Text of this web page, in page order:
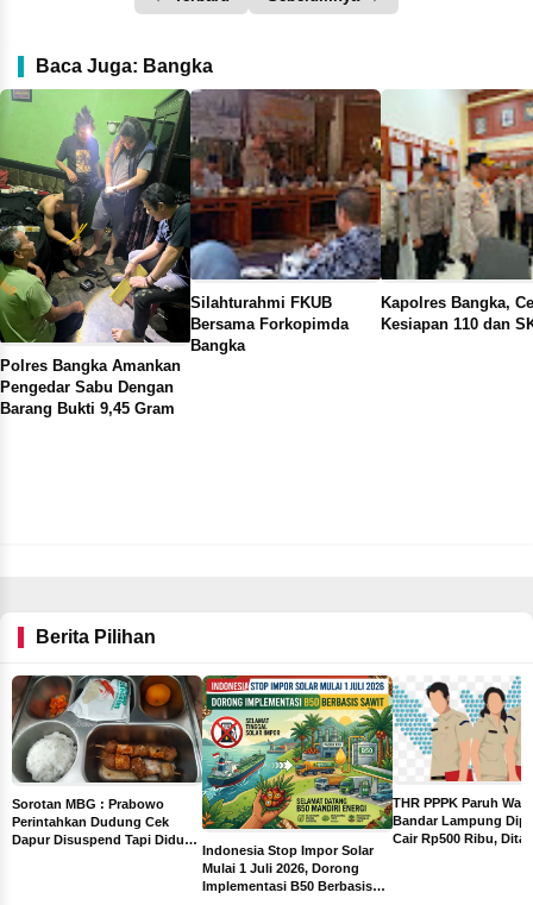
Baca Juga: Bangka
Polres Bangka Amankan
Pengedar Sabu Dengan
Barang Bukti 9,45 Gram
Silahturahmi FKUB
Bersama Forkopimda
Bangka
Kapolres Bangka,
Kesiapan 110 dan
Berita Pilihan
Sorotan MBG : Prabowo
Perintahkan Dudung Cek
Dapur Disuspend Tapi Diduga
Indonesia Stop Impor Solar
Mulai 1 Juli 2026, Dorong
Implementasi B50 Berbasis
THR PPPK Paruh
Bandar Lampung
Cair Rp500 Ribu,